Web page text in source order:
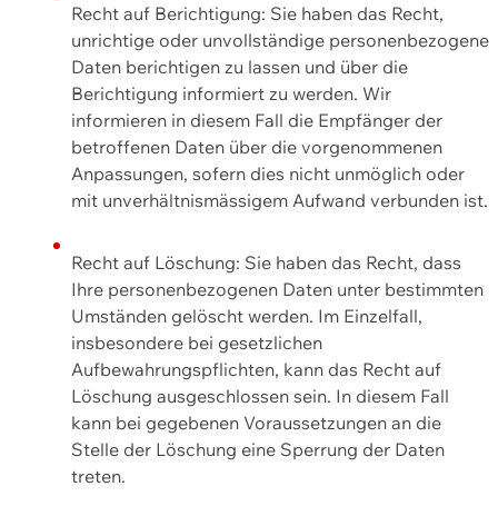
Recht auf Berichtigung: Sie haben das Recht,
unrichtige oder unvollständige personenbezogene
Daten berichtigen zu lassen und über die
Berichtigung informiert zu werden. Wir
informieren in diesem Fall die Empfänger der
betroffenen Daten über die vorgenommenen
Anpassungen, sofern dies nicht unmöglich oder
mit unverhältnismässigem Aufwand verbunden ist.
Recht auf Löschung: Sie haben das Recht, dass
Ihre personenbezogenen Daten unter bestimmten
Umständen gelöscht werden. Im Einzelfall,
insbesondere bei gesetzlichen
Aufbewahrungspflichten, kann das Recht auf
Löschung ausgeschlossen sein. In diesem Fall
kann bei gegebenen Voraussetzungen an die
Stelle der Löschung eine Sperrung der Daten
treten.